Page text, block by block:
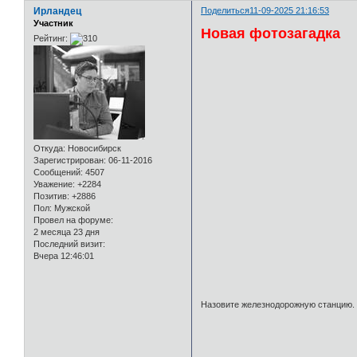
Поделиться11-09-2025 21:16:53
Ирландец
Участник
Рейтинг:
Откуда: Новосибирск
Зарегистрирован: 06-11-2016
Сообщений: 4507
Уважение: +2284
Позитив: +2886
Пол: Мужской
Провел на форуме:
2 месяца 23 дня
Последний визит:
Вчера 12:46:01
Новая фотозагадка
Назовите железнодорожную станцию.